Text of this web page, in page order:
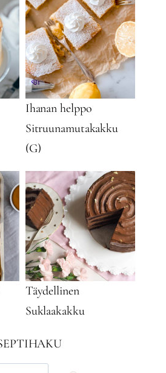
Ihanan helppo
Sitruunamutakakku
(G)
Täydellinen
Suklaakakku